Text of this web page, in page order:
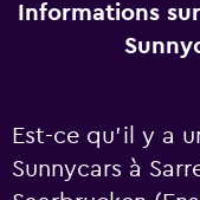
Informations
Est-ce qu’il y a
Sunnycars à